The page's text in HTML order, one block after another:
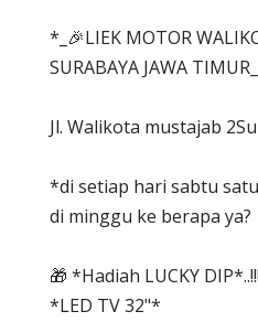
*_🎉LIEK MOTOR
SURABAYA JAWA
Jl. Walikota mustajab
*di setiap hari sabtu
di minggu ke berapa ya?
🎁 *Hadiah LUCKY
*LED TV 32"*